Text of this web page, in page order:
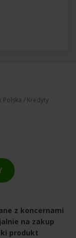
Polska / Kredyty
z koncernami
na zakup
produkt